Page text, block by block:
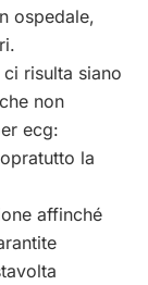
ospedale,
risulta siano
non
ecg:
la
affinché